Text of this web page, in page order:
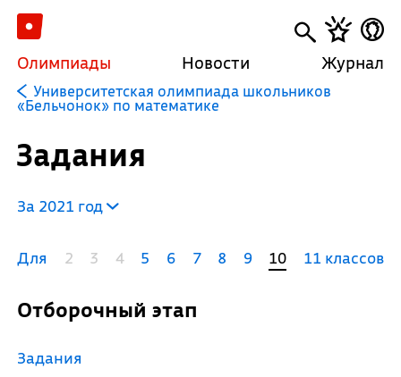
Олимпиады Новости Журнал
Университетская олимпиада школьников
«Бельчонок» по математике
Задания
За 2021 год
Для 2 3 4 5 6 7 8 9 10 11 классов
Отборочный этап
Задания